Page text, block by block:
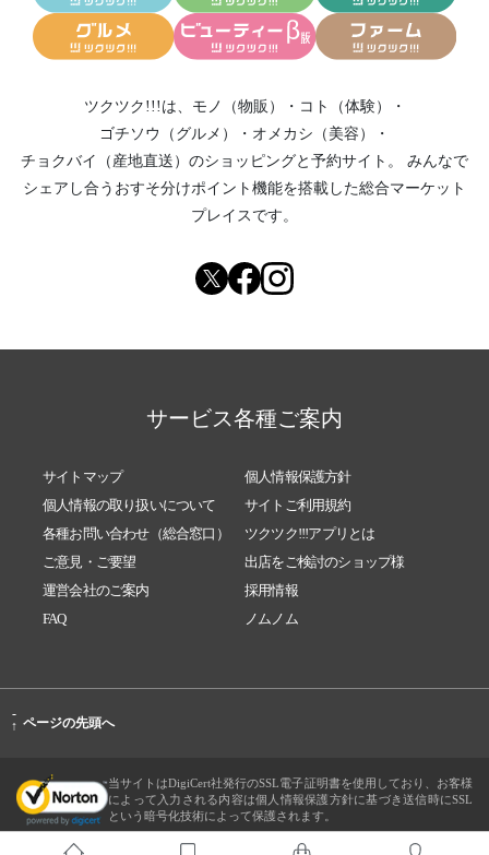
ツクツク!!!は、 モノ（物販） ・ コト（体験）
・
ゴチソウ（グルメ）
・ オメカシ（美容）
・
チョクバイ（産地直送） のショッピングと予約サイト。
みんなで
シェアし合う おすそ分けポイント機能を搭載した総合マーケット
プレイスです。
サービス各種ご案内
サイトマップ
個人情報保護方針
個人情報の取り扱いについて
サイトご利用規約
各種お問い合わせ（総合窓口）
ツクツク!!!アプリとは
ご意見・ご要望
出店をご検討のショップ様
運営会社のご案内
採用情報
FAQ
ノムノム
-
↑ ページの先頭へ
当サイトはDigiCert社発行のSSL電子証明書を使用しており、お客様
によって入力される内容は個人情報保護方針に基づき送信時にSSL
という暗号化技術によって保護されます。